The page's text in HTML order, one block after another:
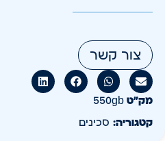
צור קשר
מק״ט 550gb
קטגוריה: סכינים